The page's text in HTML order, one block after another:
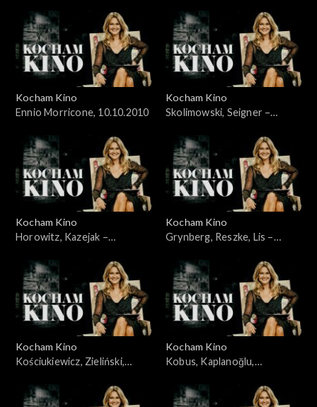
Kocham Kino
Ennio Morricone, 10.10.2010
Kocham Kino
Skolimowski, Seigner –
Kocham Kino
Horowitz, Kazejak –
Kocham Kino
Grynberg, Reszke, Lis –
Kocham Kino
Kościukiewicz, Zieliński,
Kocham Kino
Kobus, Kaplanoğlu,
21.11.2010